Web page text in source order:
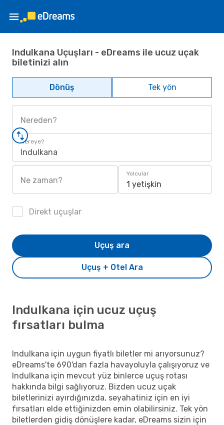
Indulkana Uçuşları - eDreams ile ucuz uçak
biletinizi alın
Dönüş Tek yön
Nereden?
Nereye?
Indulkana
Ne zaman?
Yolcular
1 yetişkin
Direkt uçuşlar
Uçuş + Otel Ara
Uçuş ara
Indulkana için ucuz uçuş
fırsatları bulma
Indulkana için uygun fiyatlı biletler mi arıyorsunuz?
eDreams'te 690'dan fazla havayoluyla çalışıyoruz ve
Indulkana için mevcut yüz binlerce uçuş rotası
hakkında bilgi sağlıyoruz. Bizden ucuz uçak
biletlerinizi ayırdığınızda, seyahatiniz için en iyi
fırsatları elde ettiğinizden emin olabilirsiniz. Tek yön
biletlerden gidiş dönüşlere kadar, eDreams sizin için